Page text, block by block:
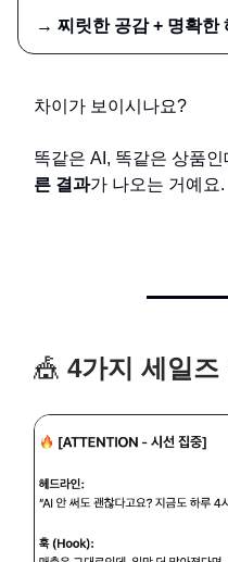
→ 찌릿한 공감 + 명확한
차이가 보이시나요?
똑같은 AI, 똑같은 상품인
른 결과가 나오는 거예요.
🎪 4가지 세일즈